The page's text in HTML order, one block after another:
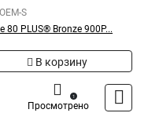
S
80 PLUS® Bronze 900P...
В корзину
Просмотрено
1